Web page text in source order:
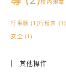
校內規章
行事曆 (1)行程表 (1)
安全 (1)
其他操作